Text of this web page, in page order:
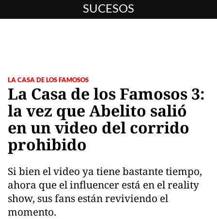
SUCESOS
LA CASA DE LOS FAMOSOS
La Casa de los Famosos 3:
la vez que Abelito salió
en un video del corrido
prohibido
Si bien el video ya tiene bastante tiempo,
ahora que el influencer está en el reality
show, sus fans están reviviendo el
momento.